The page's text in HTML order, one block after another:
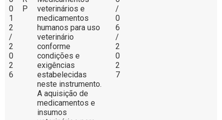
0
1
2
/
2
0
2
6
P
veterinários e
medicamentos
humanos para uso
veterinário
conforme
condições e
exigências
estabelecidas
neste instrumento.
A aquisição de
medicamentos e
insumos
/
0
6
/
2
0
2
7